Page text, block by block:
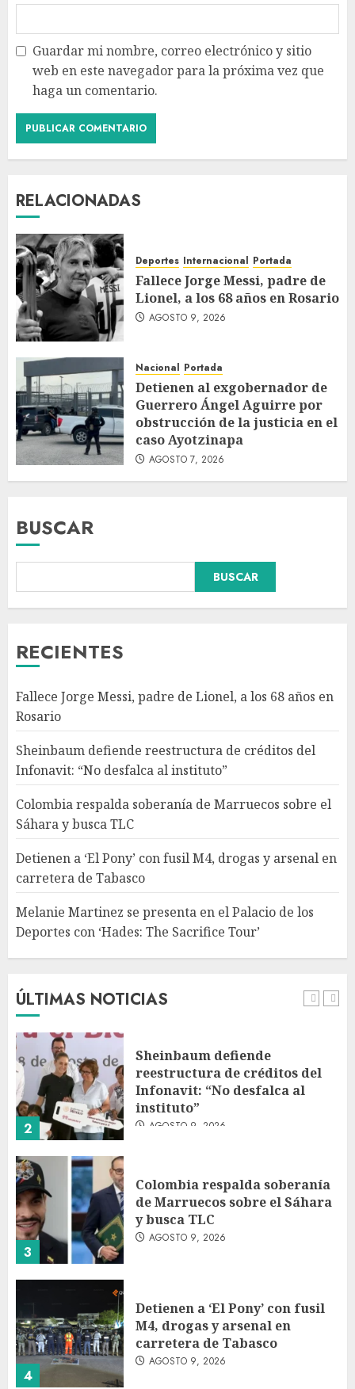
Guardar mi nombre, correo electrónico y sitio
web en este navegador para la próxima vez que
haga un comentario.
RELACIONADAS
Deportes Internacional Portada
Fallece Jorge Messi, padre de
Lionel, a los 68 años en Rosario
AGOSTO 9, 2026
Nacional Portada
Detienen al exgobernador de
Guerrero Ángel Aguirre por
obstrucción de la justicia en el
caso Ayotzinapa
AGOSTO 7, 2026
BUSCAR
BUSCAR
RECIENTES
Fallece Jorge Messi, padre de Lionel, a los 68 años en
Rosario
Sheinbaum defiende reestructura de créditos del
Infonavit: “No desfalca al instituto”
Colombia respalda soberanía de Marruecos sobre el
Sáhara y busca TLC
Detienen a ‘El Pony’ con fusil M4, drogas y arsenal en
carretera de Tabasco
Melanie Martinez se presenta en el Palacio de los
Deportes con ‘Hades: The Sacrifice Tour’
ÚLTIMAS NOTICIAS
Colombia respalda soberanía
de Marruecos sobre el Sáhara
4
Detienen a ‘El Pony’ con fusil
M4, drogas y arsenal en
5
Melanie Martinez se presenta
con ‘Hades: The Sacrifice Tour’
AGOSTO 9, 2026
1
Lionel, a los 68 años en Rosario
2
Sheinbaum defiende
reestructura de créditos del
Infonavit: “No desfalca al
instituto”
AGOSTO 9, 2026
3
Colombia respalda soberanía
de Marruecos sobre el Sáhara
y busca TLC
AGOSTO 9, 2026
4
Detienen a ‘El Pony’ con fusil
M4, drogas y arsenal en
carretera de Tabasco
AGOSTO 9, 2026